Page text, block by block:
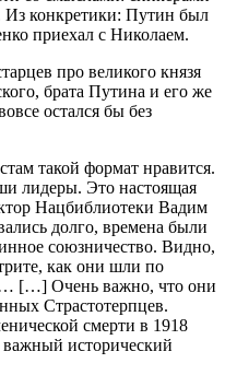
конкретики: Путин был
приехал с Николаем.
про великого князя
брата Путина и его же
остался бы без
такой формат нравится.
лидеры. Это настоящая
Нацбиблиотеки Вадим
долго, времена были
союзничество. Видно,
как они шли по
[…] Очень важно, что они
Страстотерпцев.
смерти в 1918
важный исторический